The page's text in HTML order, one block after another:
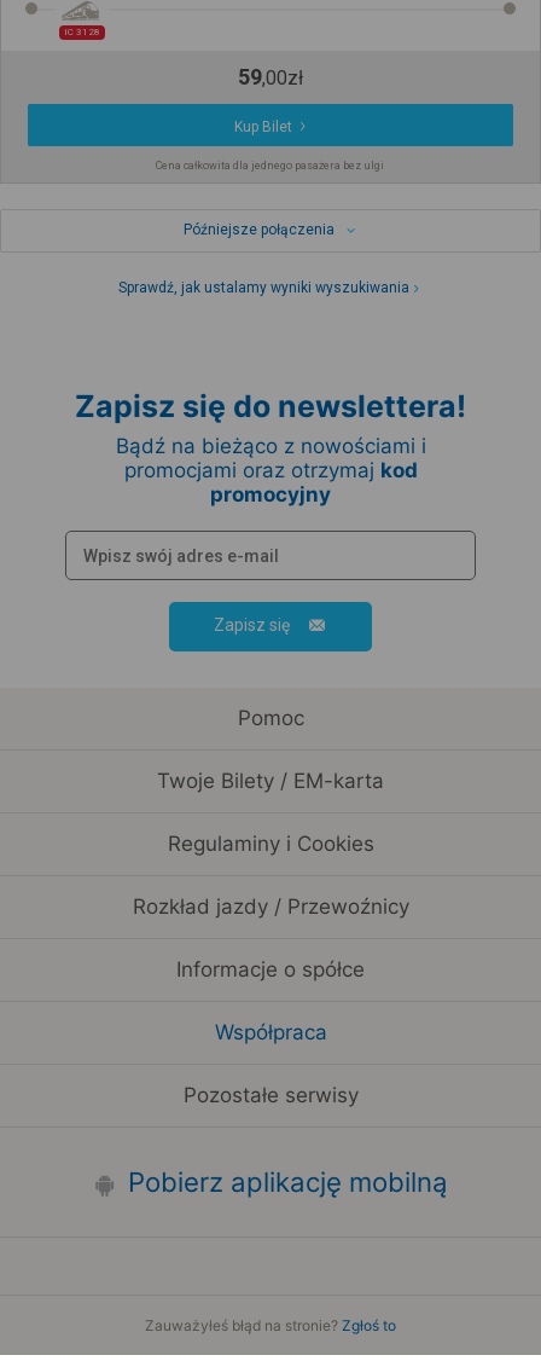
IC 3128
59,00zł
Kup Bilet
Cena całkowita dla jednego pasażera bez ulgi
Późniejsze połączenia
Sprawdź, jak ustalamy wyniki wyszukiwania
Zapisz się do newslettera!
Bądź na bieżąco z nowościami i
promocjami oraz otrzymaj kod
promocyjny
Zapisz się
Pomoc
Twoje Bilety / EM-karta
Regulaminy i Cookies
Rozkład jazdy / Przewoźnicy
Informacje o spółce
Współpraca
Pozostałe serwisy
Pobierz aplikację mobilną
Zauważyłeś błąd na stronie? Zgłoś to